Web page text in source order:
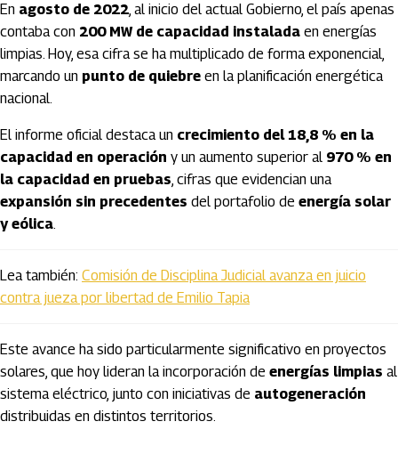
En agosto de 2022, al inicio del actual Gobierno, el país apenas
contaba con 200 MW de capacidad instalada en energías
limpias. Hoy, esa cifra se ha multiplicado de forma exponencial,
marcando un punto de quiebre en la planificación energética
nacional.
El informe oficial destaca un crecimiento del 18,8 % en la
capacidad en operación y un aumento superior al 970 % en
la capacidad en pruebas, cifras que evidencian una
expansión sin precedentes del portafolio de energía solar
y eólica.
Lea también: Comisión de Disciplina Judicial avanza en juicio
contra jueza por libertad de Emilio Tapia
Este avance ha sido particularmente significativo en proyectos
solares, que hoy lideran la incorporación de energías limpias al
sistema eléctrico, junto con iniciativas de autogeneración
distribuidas en distintos territorios.